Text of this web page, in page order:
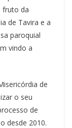
fruto da
de Tavira e a
paroquial
vindo a
de
o seu
de
desde 2010.